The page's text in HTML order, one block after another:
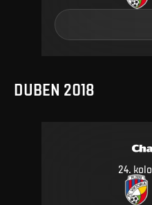
DUBEN 2018
24. kolo